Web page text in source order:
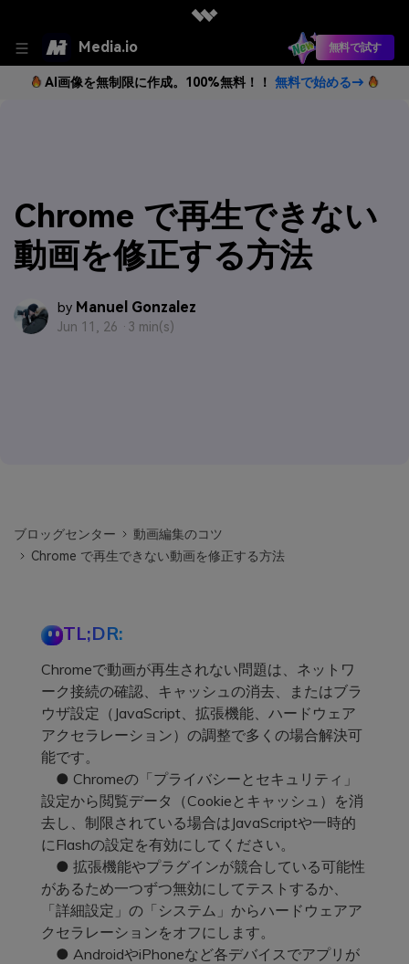
Media.io 無料で試す
AI画像を無制限に作成。100%無料！！ 無料で始める→
Chrome で再生できない
動画を修正する方法
by Manuel Gonzalez
Jun 11, 26 · 3 min(s)
ブロッグセンター
動画編集のコツ
Chrome で再生できない動画を修正する方法
TL;DR:
Chromeで動画が再生されない問題は、ネットワ
ーク接続の確認、キャッシュの消去、またはブラ
ウザ設定（JavaScript、拡張機能、ハードウェア
アクセラレーション）の調整で多くの場合解決可
能です。
● Chromeの「プライバシーとセキュリティ」
設定から閲覧データ（Cookieとキャッシュ）を消
去し、制限されている場合はJavaScriptや一時的
にFlashの設定を有効にしてください。
● 拡張機能やプラグインが競合している可能性
があるため一つずつ無効にしてテストするか、
「詳細設定」の「システム」からハードウェアア
クセラレーションをオフにします。
● AndroidやiPhoneなど各デバイスでアプリが